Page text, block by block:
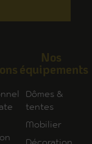
Nos
équipements
Dômes &
tentes
Mobilier